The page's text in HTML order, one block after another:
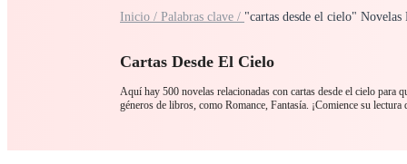
RomanceHombre lobo MafiaSistema
Inicio / Palabras clave / "cartas desde el cielo" Novelas
Cartas Desde El Cielo
Aquí hay 500 novelas relacionadas con cartas desde el cielo para
géneros de libros, como Romance, Fantasía. ¡Comience su